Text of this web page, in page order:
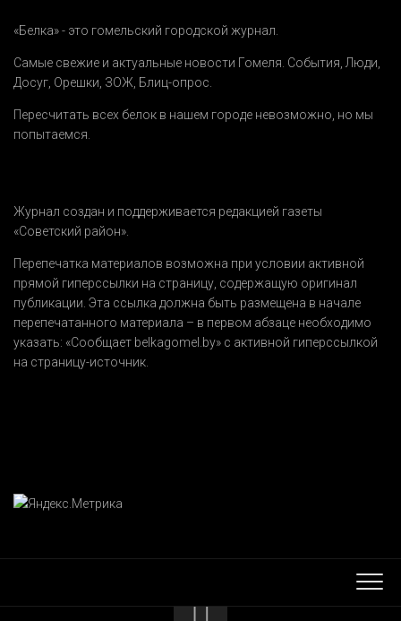
«Белка» - это гомельский городской журнал.
Самые свежие и актуальные новости Гомеля. События Люди
Досуг Орешки ЗОЖ Блиц-опрос
Пересчитать всех белок в нашем городе невозможно, но мы
попытаемся.
Журнал создан и поддерживается редакцией газеты
«Советский район».
Перепечатка материалов возможна при условии активной
прямой гиперссылки на страницу, содержащую оригинал
публикации. Эта ссылка должна быть размещена в начале
перепечатанного материала – в первом абзаце необходимо
указать: «Сообщает belkagomel.by» с активной гиперссылкой
на страницу-источник.